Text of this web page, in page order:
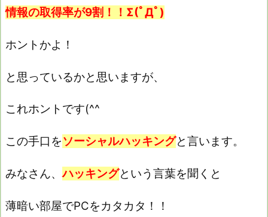
情報の取得率が9割！！Σ(ﾟДﾟ)
ホントかよ！
と思っているかと思いますが、
これホントです(^^ゞ
この手口をソーシャルハッキングと言います。
みなさん、ハッキングという言葉を聞くと
薄暗い部屋でPCをカタカタ！！